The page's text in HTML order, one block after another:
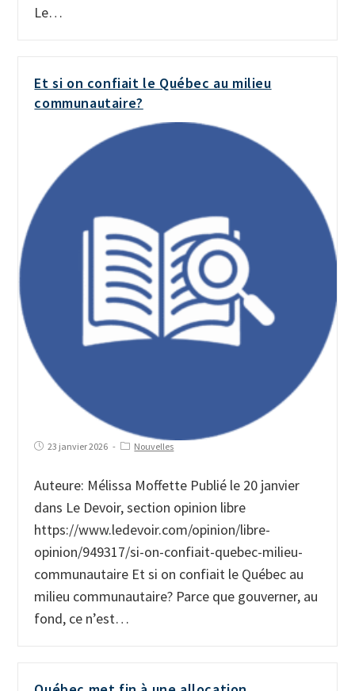
Le…
Et si on confiait le Québec au milieu
communautaire?
23 janvier 2026 Nouvelles
Auteure: Mélissa Moffette Publié le 20 janvier
dans Le Devoir, section opinion libre
https://www.ledevoir.com/opinion/libre-
opinion/949317/si-on-confiait-quebec-milieu-
communautaire Et si on confiait le Québec au
milieu communautaire? Parce que gouverner, au
fond, ce n’est…